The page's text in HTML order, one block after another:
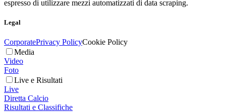
espresso di utilizzare mezzi automatizzati di data scraping.
Legal
CorporatePrivacy PolicyCookie Policy
Media
Video
Foto
Live e Risultati
Live
Diretta Calcio
Risultati e Classifiche